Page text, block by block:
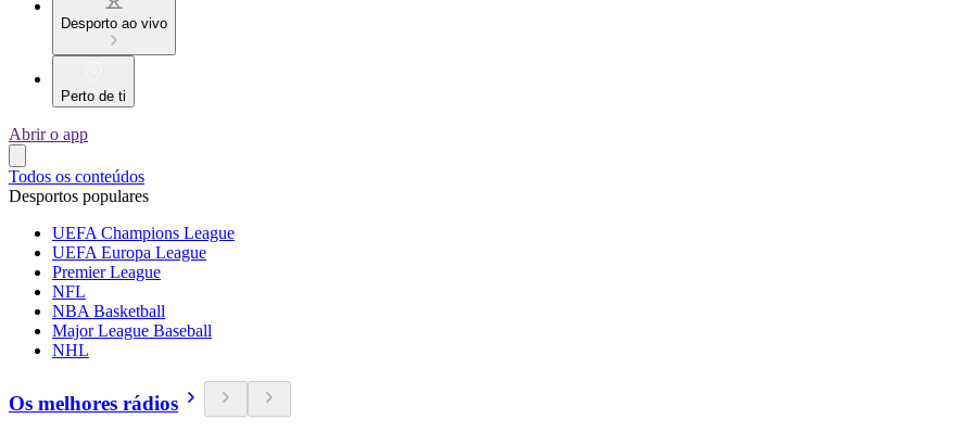
Desporto ao vivo
Perto de ti
Abrir o app
Todos os conteúdos
Desportos populares
UEFA Champions League
UEFA Europa League
Premier League
NFL
NBA Basketball
Major League Baseball
NHL
Os melhores rádios